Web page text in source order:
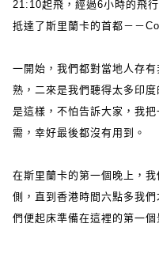
21:10起飛，經過6小時的飛
抵達了斯里蘭卡的首都－－
一開始，我們都對當地人存
熟，二來是我們聽得太多印
是這樣，不怕告訴大家，我
需，幸好最後都沒有用到。
在斯里蘭卡的第一個晚上，
側，直到香港時間六點多我
們便起床準備在這裡的第一個